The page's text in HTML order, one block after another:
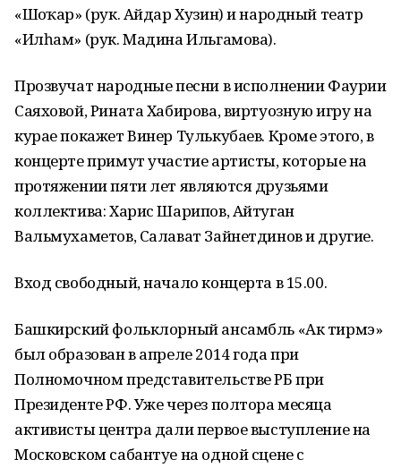
«Шоңҡар» (рук. Айдар Хузин) и народный театр
«Илһам» (рук. Мадина Ильгамова).
Прозвучат народные песни в исполнении Фаурии
Саяховой, Рината Хабирова, виртуозную игру на
курае покажет Винер Тулькубаев. Кроме этого, в
концерте примут участие артисты, которые на
протяжении пяти лет являются друзьями
коллектива: Харис Шарипов, Айтуган
Вальмухаметов, Салават Зайнетдинов и другие.
Вход свободный, начало концерта в 15.00.
Башкирский фольклорный ансамбль «Ак тирмэ»
был образован в апреле 2014 года при
Полномочном представительстве РБ при
Президенте РФ. Уже через полтора месяца
активисты центра дали первое выступление на
Московском сабантуе на одной сцене с